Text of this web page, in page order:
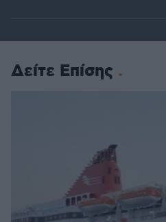
Δείτε Επίσης